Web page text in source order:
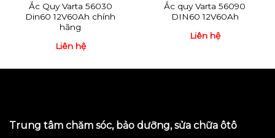
Ắc Quy Varta 56030
Din60 12V60Ah chính
hãng
Liên hệ
Ắc quy Varta 56090
DIN60 12V60Ah
Liên hệ
Trung tâm chăm sóc, bảo dưỡng, sửa chữa ôtô